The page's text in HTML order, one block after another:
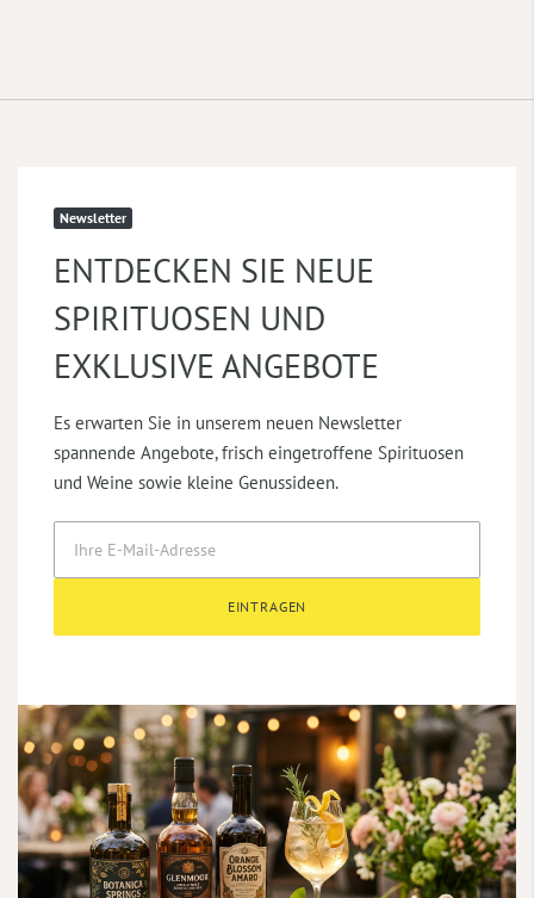
Newsletter
ENTDECKEN SIE NEUE
SPIRITUOSEN UND
EXKLUSIVE ANGEBOTE
Es erwarten Sie in unserem neuen Newsletter
spannende Angebote, frisch eingetroffene Spirituosen
und Weine sowie kleine Genussideen.
EINTRAGEN